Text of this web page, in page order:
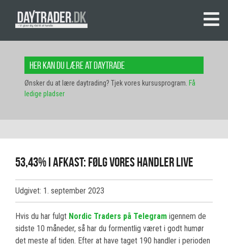
Her kan du lære at daytrade
Ønsker du at lære daytrading? Tjek vores kursusprogram. Få
ledige pladser
53,43% i afkast: Følg vores handler live
Udgivet: 1. september 2023
Hvis du har fulgt Nordic Traders på Telegram igennem de
sidste 10 måneder, så har du formentlig været i godt humør
det meste af tiden. Efter at have taget 190 handler i perioden